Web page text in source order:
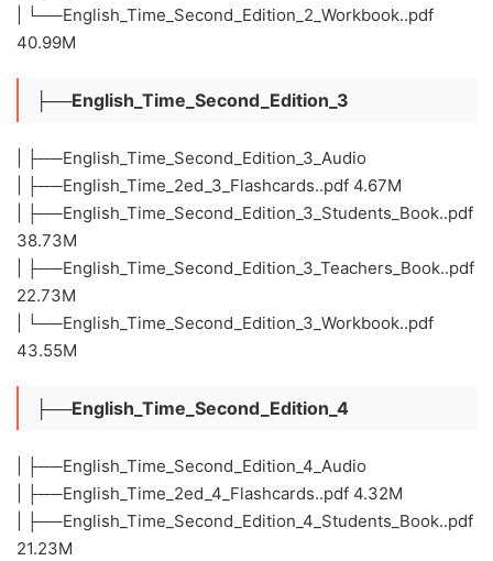
| └──English_Time_Second_Edition_2_Workbook..pdf
40.99M
├──English_Time_Second_Edition_3
| ├──English_Time_Second_Edition_3_Audio
| ├──English_Time_2ed_3_Flashcards..pdf 4.67M
| ├──English_Time_Second_Edition_3_Students_Book..pdf
38.73M
| ├──English_Time_Second_Edition_3_Teachers_Book..pdf
22.73M
| └──English_Time_Second_Edition_3_Workbook..pdf
43.55M
├──English_Time_Second_Edition_4
| ├──English_Time_Second_Edition_4_Audio
| ├──English_Time_2ed_4_Flashcards..pdf 4.32M
| ├──English_Time_Second_Edition_4_Students_Book..pdf
21.23M